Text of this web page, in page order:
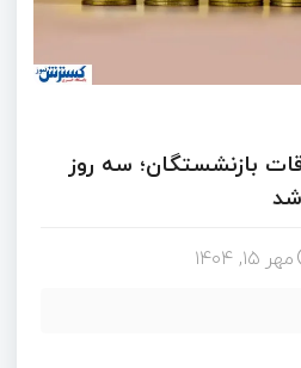
بازنشستگان؛ سه روز
شد
مهر ۱۵, ۱۴۰۴